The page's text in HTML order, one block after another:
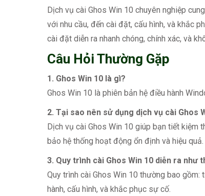
Dịch vụ cài Ghos Win 10 chuyên nghiệp
với nhu cầu, đến cài đặt, cấu hình, và khắc
cài đặt diễn ra nhanh chóng, chính xác, và
Câu Hỏi Thường Gặp
1. Ghos Win 10 là gì?
Ghos Win 10 là phiên bản hệ điều hành
2. Tại sao nên sử dụng dịch vụ cài Ghos
Dịch vụ cài Ghos Win 10 giúp bạn tiết kiệm
bảo hệ thống hoạt động ổn định và hiệu quả.
3. Quy trình cài Ghos Win 10 diễn ra như
Quy trình cài Ghos Win 10 thường bao
hành, cấu hình, và khắc phục sự cố.